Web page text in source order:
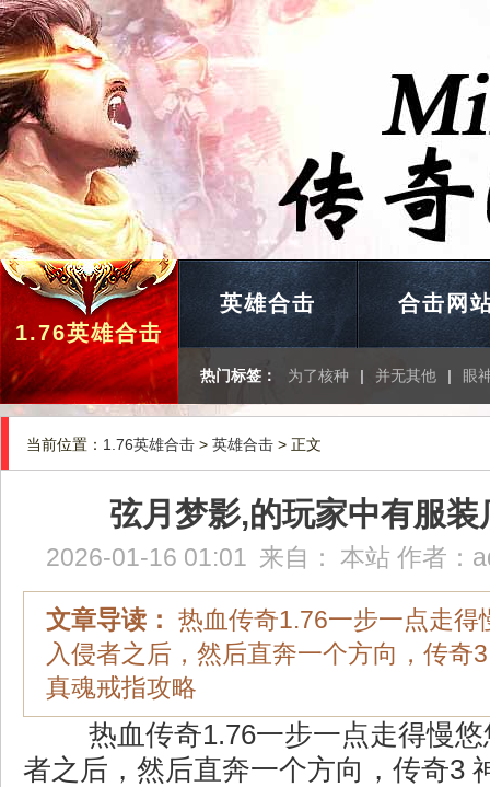
1.76英雄合击
英雄合击 合击网
热门标签： 为了核种 | 并无其他 | 眼
当前位置： 1.76英雄合击 > 英雄合击 > 正文
弦月梦影,的玩家中有服装
2026-01-16 01:01 来自： 本站 作者：
文章导读： 热血传奇1.76一步一点走得
入侵者之后，然后直奔一个方向，传奇
真魂戒指攻略
热血传奇1.76一步一点走得慢悠
者之后，然后直奔一个方向，传奇3